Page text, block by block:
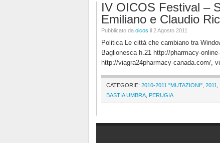
IV OICOS Festival –
Emiliano e Claudio
Pubblicato da oicos il 2 Agosto 2011
Politica Le città che cambiano tra
Baglionesca h.21 http://pharmacy-
http://viagra24pharmacy-canada.com/,
CATEGORIE: 2010-2011 "MUTAZIONI" 2011
BASTIA UMBRA PERUGIA